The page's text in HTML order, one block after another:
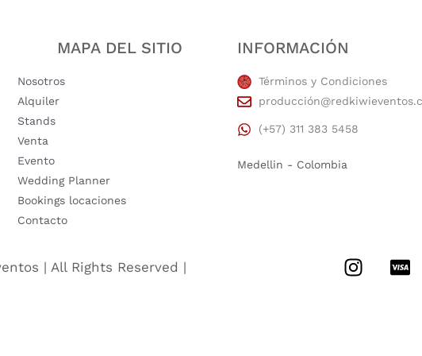
MAPA DEL SITIO
Nosotros
Alquiler
Stands
Venta
Evento
Wedding Planner
Bookings locaciones
Contacto
INFORMACIÓN
Términos y Condiciones
(+57) 311 383 5458
Medellin - Colombia
| All Rights Reserved |